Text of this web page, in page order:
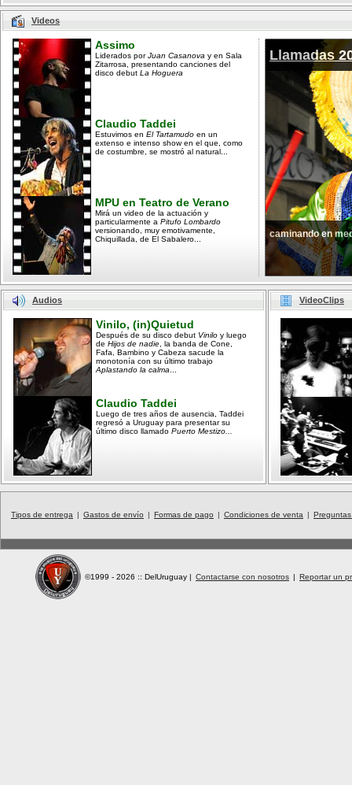
Videos
Assimo
Liderados porJuan Casanova y en Sala
Zitarrosa, presentando canciones del
disco debut La Hoguera
Claudio Taddei
Estuvimos en El Tartamudo en un
extenso e intenso show en el que, como
de costumbre, se mostró al natural...
MPU en Teatro de Verano
Mirá un video de la actuación y
particularmente a Pitufo Lombardo
versionando, muy emotivamente,
Chiquillada, de El Sabalero...
Llamadas
caminando en
Audios
Vinilo, (in)Quietud
Después de su disco debut Vinilo y luego
de Hijos de nadie , la banda de Cone,
Fafa, Bambino y Cabeza sacude la
monotonía con su último trabajo
Aplastando la calma
Claudio Taddei
Luego de tres años de ausencia, Taddei
regresó a Uruguay para presentar su
último disco llamado Puerto Mestizo...
VideoClips
Tipos de entrega | Gastos de envío | Formas de pago | Condiciones de venta |
©1999 - 2026 :: DelUruguay | Contactarse con nosotros | Reportar un